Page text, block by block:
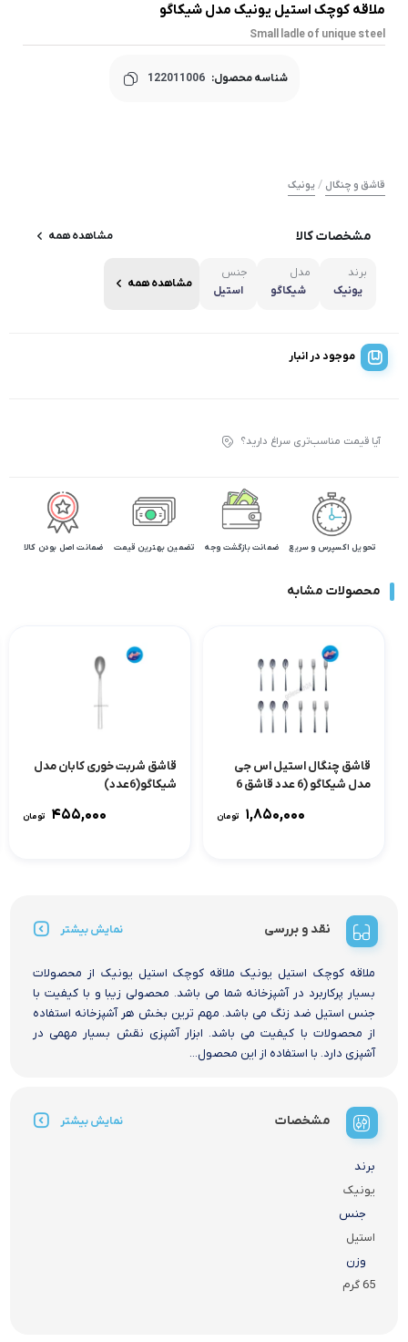
ملاقه کوچک استیل یونیک مدل شیکاگو
Small ladle of unique steel
شناسه محصول: 122011006
قاشق و چنگال / یونیک
مشخصات کالا مشاهده همه
برند
یونیک
مدل
شیکاگو
جنس
استیل
مشاهده همه
موجود در انبار
آیا قیمت مناسب‌تری سراغ دارید؟
تحویل اکسپرس و سریع ضمانت بازگشت وجه تضمین بهترین قیمت ضمانت اصل بودن کالا
محصولات مشابه
قاشق چنگال استیل اس جی
مدل شیکاگو (6 عدد قاشق 6
۱,۸۵۰,۰۰۰ تومان
قاشق شربت خوری کابان مدل
شیکاگو(6عدد)
۴۵۵,۰۰۰ تومان
نقد و بررسی نمایش بیشتر
ملاقه کوچک استیل یونیک ملاقه کوچک استیل یونیک از محصولات
بسیار پرکاربرد در آشپزخانه شما می باشد. محصولی زیبا و با کیفیت با
جنس استیل ضد زنگ می باشد. مهم ترین بخش هر آشپزخانه استفاده
از محصولات با کیفیت می باشد. ابزار آشپزی نقش بسیار مهمی در
آشپزی دارد. با استفاده از این محصول...
مشخصات نمایش بیشتر
برند
یونیک
جنس
استیل
وزن
65 گرم